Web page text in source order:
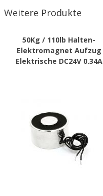
Weitere Produkte
50Kg / 110lb Halten-
Elektromagnet Aufzug
Elektrische DC24V 0.34A